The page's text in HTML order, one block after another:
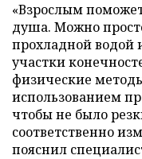
«Взрослым
душа. Можно
прохладной водой
участки
физические
использованием
чтобы не было
соответственно
пояснил